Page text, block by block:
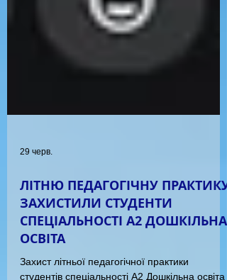
29 черв.
ЛІТНЮ ПЕДАГОГІЧНУ ПРАКТИКУ
ЗАХИСТИЛИ СТУДЕНТИ
ОСВІТА